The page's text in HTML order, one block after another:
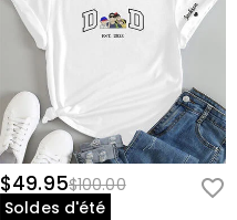
$49.95$100.00
Soldes d'été